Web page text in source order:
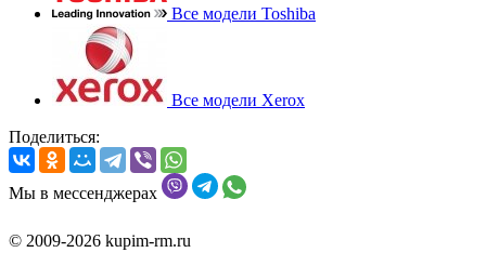
Все модели Toshiba
Все модели Xerox
Поделиться:
Мы в мессенджерах
© 2009-2026 kupim-rm.ru